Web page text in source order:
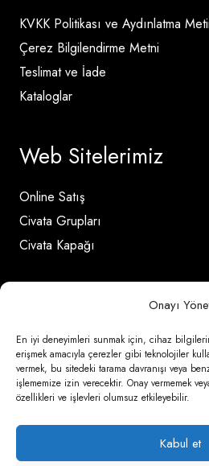
Onayı
En iyi deneyimleri sunmak için, cihaz
erişmek amacıyla çerezler gibi teknolojiler
vermek, bu sitedeki tarama davranışı veya
işlememize izin verecektir. Onay vermemek
özellikleri ve işlevleri olumsuz etkileyebilir.
Kabul et
KVKK Politikası ve Aydınlatma
Çerez Bilgilendirme Metni
Teslimat ve İade
Kataloglar
Web Sitelerimiz
Online Satış
Civata Grupları
Civata Kapağı
İletişim Detayları
Ömerli Mahallesi Risalet
– Arnavutköy / İstanbul
0850 346 6 772